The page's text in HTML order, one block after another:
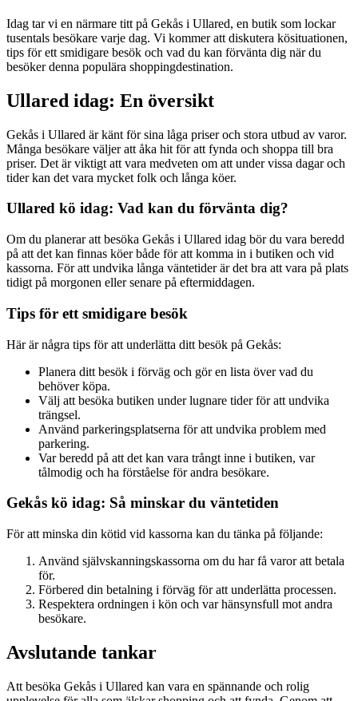
Idag tar vi en närmare titt på Gekås i Ullared, en butik som lockar
tusentals besökare varje dag. Vi kommer att diskutera kösituationen,
tips för ett smidigare besök och vad du kan förvänta dig när du
besöker denna populära shoppingdestination.
Ullared idag: En översikt
Gekås i Ullared är känt för sina låga priser och stora utbud av varor.
Många besökare väljer att åka hit för att fynda och shoppa till bra
priser. Det är viktigt att vara medveten om att under vissa dagar och
tider kan det vara mycket folk och långa köer.
Ullared kö idag: Vad kan du förvänta dig?
Om du planerar att besöka Gekås i Ullared idag bör du vara beredd
på att det kan finnas köer både för att komma in i butiken och vid
kassorna. För att undvika långa väntetider är det bra att vara på plats
tidigt på morgonen eller senare på eftermiddagen.
Tips för ett smidigare besök
Här är några tips för att underlätta ditt besök på Gekås:
Planera ditt besök i förväg och gör en lista över vad du
behöver köpa.
Välj att besöka butiken under lugnare tider för att undvika
trängsel.
Använd parkeringsplatserna för att undvika problem med
parkering.
Var beredd på att det kan vara trångt inne i butiken, var
tålmodig och ha förståelse för andra besökare.
Gekås kö idag: Så minskar du väntetiden
För att minska din kötid vid kassorna kan du tänka på följande:
Använd självskanningskassorna om du har få varor att betala
för.
Förbered din betalning i förväg för att underlätta processen.
Respektera ordningen i kön och var hänsynsfull mot andra
besökare.
Avslutande tankar
Att besöka Gekås i Ullared kan vara en spännande och rolig